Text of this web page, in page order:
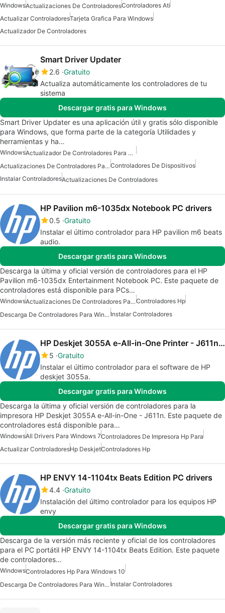
WindowsActualizaciones De ControladoresControladores Ati
Actualizar ControladoresTarjeta Grafica Para Windows
Actualizador De Controladores
Smart Driver Updater
2.6 Gratuito
Actualiza automáticamente los controladores de tu
sistema
Descargar gratis para Windows
Smart Driver Updater es una aplicación útil y gratis sólo disponible
para Windows, que forma parte de la categoría Utilidades y
herramientas y ha…
Windows
Actualizador De Controladores Para Windows 7
Actualizaciones De Controladores Para WindowsControladores De Dispositivos
Instalar ControladoresActualizaciones De Controladores
HP Pavilion m6-1035dx Notebook PC drivers
0.5 Gratuito
Instalar el último controlador para HP pavilion m6 beats
audio.
Descargar gratis para Windows
Descarga la última y oficial versión de controladores para el HP
Pavilion m6-1035dx Entertainment Notebook PC. Este paquete de
controladores está disponible para PCs…
Windows Actualizaciones De Controladores Para WindowsControladores Hp
Descarga De Controladores Para Windows Instalar Controladores
HP Deskjet 3055A e-All-in-One Printer - J611n drivers
5 Gratuito
Instalar el último controlador para el software de HP
deskjet 3055a.
Descargar gratis para Windows
Descarga la última y oficial versión de controladores para la
impresora HP Deskjet 3055A e-All-in-One - J611n. Este paquete de
controladores está disponible para…
WindowsAll Drivers Para Windows 7Controladores De Impresora Hp Para
Actualizar ControladoresHp DeskjetControladores Hp
HP ENVY 14-1104tx Beats Edition PC drivers
4.4 Gratuito
Instalación del último controlador para los equipos HP
envy
Descargar gratis para Windows
Descarga de la versión más reciente y oficial de los controladores
para el PC portátil HP ENVY 14-1104tx Beats Edition. Este paquete
de controladores…
WindowsControladores Hp Para Windows 10
Descarga De Controladores Para Windows Instalar Controladores